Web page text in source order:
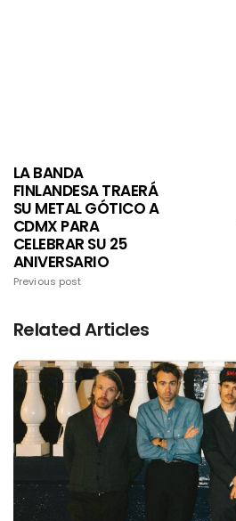
LA BANDA
FINLANDESA TRAERÁ
SU METAL GÓTICO A
CDMX PARA
CELEBRAR SU 25
ANIVERSARIO
Previous post
Related Articles